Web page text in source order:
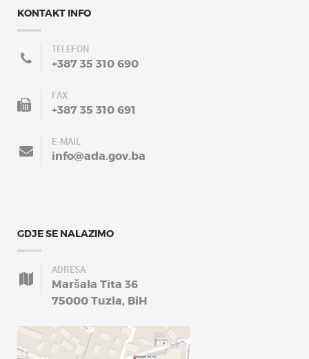
KONTAKT INFO
TELEFON
+387 35 310 690
FAX
+387 35 310 691
E-MAIL
info@ada.gov.ba
GDJE SE NALAZIMO
ADRESA
Maršala Tita 36
75000 Tuzla, BiH